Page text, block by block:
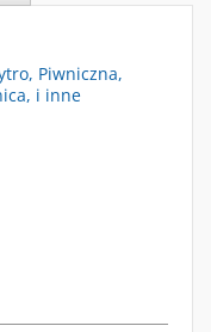
Piwniczna,
i inne